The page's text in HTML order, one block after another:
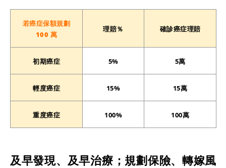
若癌症保額規劃
100 萬
理賠％ 確診癌症理賠
初期癌症 5% 5萬
輕度癌症 15% 15萬
重度癌症 100% 100萬
及早發現、及早治療；規劃保險、轉嫁風